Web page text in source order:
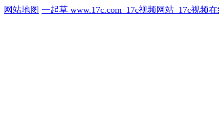
网站地图 一起草 www.17c.com_17c视频网站_17c视频